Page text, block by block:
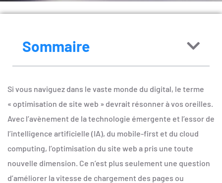
Sommaire
Si vous naviguez dans le vaste monde du digital, le terme
« optimisation de site web » devrait résonner à vos oreilles.
Avec l’avènement de la technologie émergente et l’essor de
l’intelligence artificielle (IA), du mobile-first et du cloud
computing, l’optimisation du site web a pris une toute
nouvelle dimension. Ce n’est plus seulement une question
d’améliorer la vitesse de chargement des pages ou